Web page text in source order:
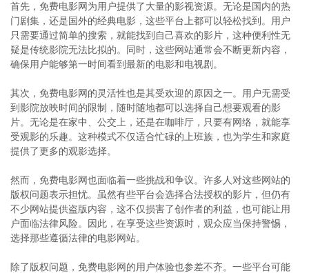
首先，免费电影网为用户提供了大量的影视资源。无论是国内的热
门剧集，还是国外的经典电影，这些平台上都可以轻松找到。用户
只需要通过简单的搜索，就能找到自己喜欢的影片，这种便利性无
疑是传统影院无法比拟的。同时，这些网站通常会不断更新内容，
确保用户能够第一时间看到最新的电影和电视剧。
其次，免费电影网的灵活性也是其受欢迎的原因之一。用户无需受
到影院放映时间的限制，随时随地都可以选择自己想要观看的影
片。无论是在家中、公交上，还是在咖啡厅，只要有网络，就能享
受观影的乐趣。这种模式不仅适合忙碌的上班族，也为学生和家庭
提供了更多的观影选择。
然而，免费电影网也面临着一些挑战和争议。许多人对这些网站的
版权问题表示担忧。虽然有些平台会选择合法授权的影片，但仍有
不少网站提供盗版内容，这不仅损害了创作者的利益，也可能让用
户面临法律风险。因此，在享受这些资源时，观众应当保持警惕，
选择那些遵循法律的电影网站。
除了版权问题，免费电影网的用户体验也参差不齐。一些平台可能